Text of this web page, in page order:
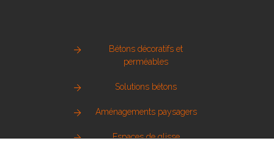
Bétons décoratifs et
perméables
Solutions bétons
Aménagements paysagers
Espaces de glisse